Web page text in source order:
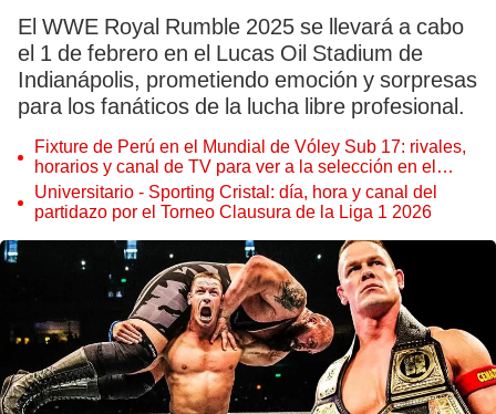
El WWE Royal Rumble 2025 se llevará a cabo
el 1 de febrero en el Lucas Oil Stadium de
Indianápolis, prometiendo emoción y sorpresas
para los fanáticos de la lucha libre profesional.
Fixture de Perú en el Mundial de Vóley Sub 17: rivales,
horarios y canal de TV para ver a la selección en el
torneo
Universitario - Sporting Cristal: día, hora y canal del
partidazo por el Torneo Clausura de la Liga 1 2026